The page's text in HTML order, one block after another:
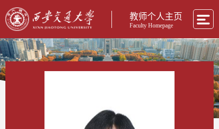
教师个人主页
Faculty Homepage